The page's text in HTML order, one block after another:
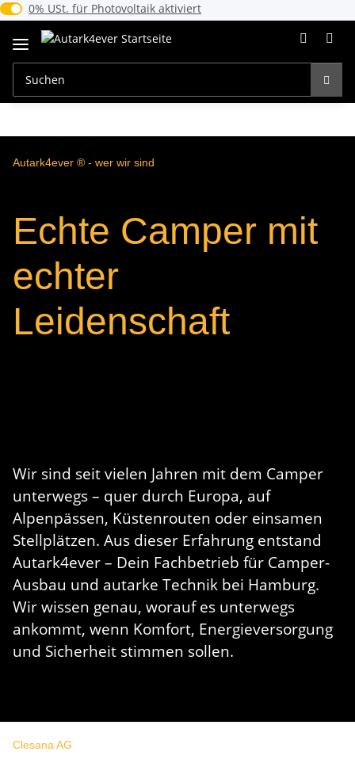
0% USt. für Photovoltaik (§ 12 Abs. 3 UStG)
0% USt. für Photovoltaik aktiviert
Autark4ever ® - wer wir sind
Echte Camper mit
echter
Leidenschaft
Wir sind seit vielen Jahren mit dem Camper
unterwegs – quer durch Europa, auf
Alpenpässen, Küstenrouten oder einsamen
Stellplätzen. Aus dieser Erfahrung entstand
Autark4ever – Dein Fachbetrieb für Camper-
Ausbau und autarke Technik bei Hamburg.
Wir wissen genau, worauf es unterwegs
ankommt, wenn Komfort, Energieversorgung
und Sicherheit stimmen sollen.
Clesana AG